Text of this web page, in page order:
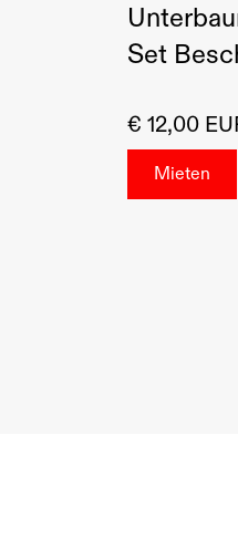
Set
€ 12,00